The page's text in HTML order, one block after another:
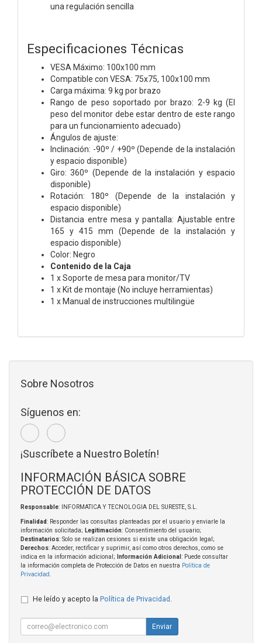
una regulación sencilla
Especificaciones Técnicas
VESA Máximo: 100x100 mm
Compatible con VESA: 75x75, 100x100 mm
Carga máxima: 9 kg por brazo
Rango de peso soportado por brazo: 2-9 kg (El
peso del monitor debe estar dentro de este rango
para un funcionamiento adecuado)
Ángulos de ajuste:
Inclinación: -90º / +90º (Depende de la instalación
y espacio disponible)
Giro: 360º (Depende de la instalación y espacio
disponible)
Rotación: 180º (Depende de la instalación y
espacio disponible)
Distancia entre mesa y pantalla: Ajustable entre
165 y 415 mm (Depende de la instalación y
espacio disponible)
Color: Negro
Contenido de la Caja
1 x Soporte de mesa para monitor/TV
1 x Kit de montaje (No incluye herramientas)
1 x Manual de instrucciones multilingüe
Sobre Nosotros
Síguenos en:
¡Suscríbete a Nuestro Boletín!
INFORMACIÓN BÁSICA SOBRE
PROTECCIÓN DE DATOS
Responsable: INFORMATICA Y TECNOLOGIA DEL SURESTE, S.L.
Finalidad: Responder las consultas planteadas por el usuario y enviarle la
información solicitada; Legitimación: Consentimiento del usuario;
Destinatarios: Solo se realizan cesiones si existe una obligación legal;
Derechos: Acceder, rectificar y suprimir, así como otros derechos, como se
indica en la información adicional;
Información Adicional : Puede consultar
la información completa de Protección de Datos en nuestra Política de
Privacidad
He leído y acepto la Política de Privacidad
Enviar